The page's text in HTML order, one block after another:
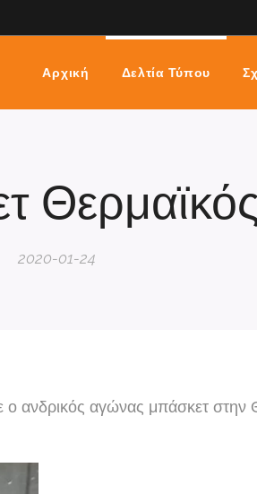
Αρχική Δελτία Τύπου
2020-01-24
ο ανδρικός αγώνας μπάσκετ στην